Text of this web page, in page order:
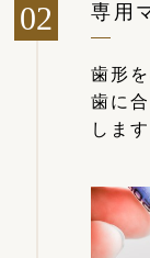
専用
歯形
歯に
します